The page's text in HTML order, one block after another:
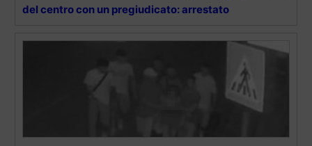
del centro con un pregiudicato: arrestato